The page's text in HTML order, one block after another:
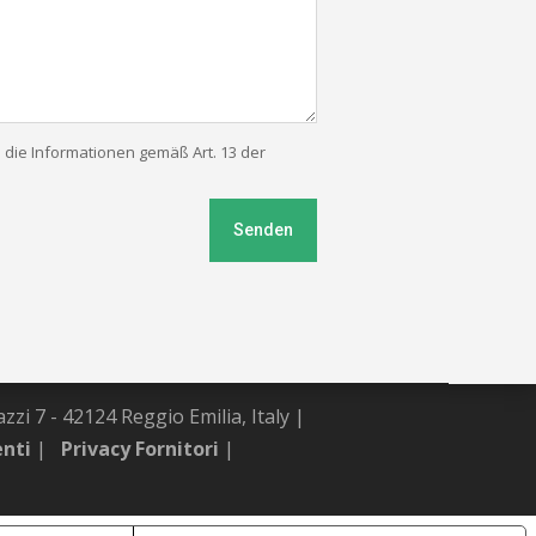
Informationen gemäß Art. 13 der
Senden
7 - 42124 Reggio Emilia, Italy |
| Privacy Fornitori |